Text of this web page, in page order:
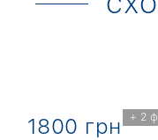
+ 2
1800 грн